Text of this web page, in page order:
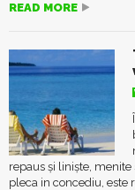
READ MORE
repaus și liniște,
pleca in concediu, este